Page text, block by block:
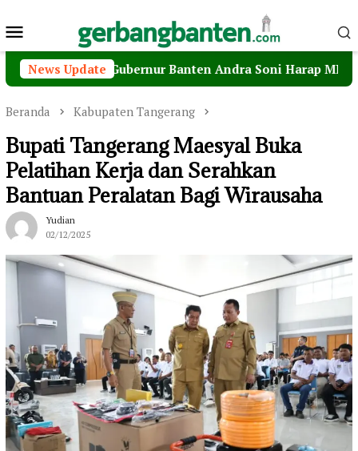
ke
Menu
Mobile
News Update
Pagi’, Gubernur Banten Andra Soni Harap MPI Jadi
Beranda Kabupaten Tangerang
Bupati Tangerang Maesyal Buka
Pelatihan Kerja dan Serahkan
Bantuan Peralatan Bagi Wirausaha
Yudian
02/12/2025